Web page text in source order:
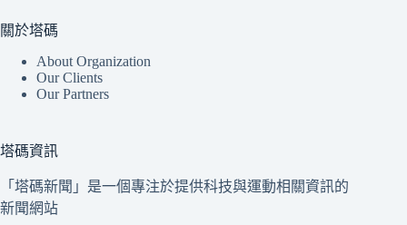
關於塔碼
About Organization
Our Clients
Our Partners
塔碼資訊
「塔碼新聞」是一個專注於提供科技與運動相關資訊的
新聞網站